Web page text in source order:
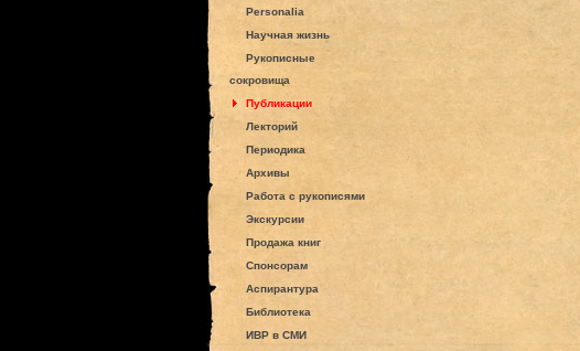
Personalia
Научная жизнь
Рукописные
сокровища
Публикации
Лекторий
Периодика
Архивы
Работа с рукописями
Экскурсии
Продажа книг
Спонсорам
Аспирантура
Библиотека
ИВР в СМИ